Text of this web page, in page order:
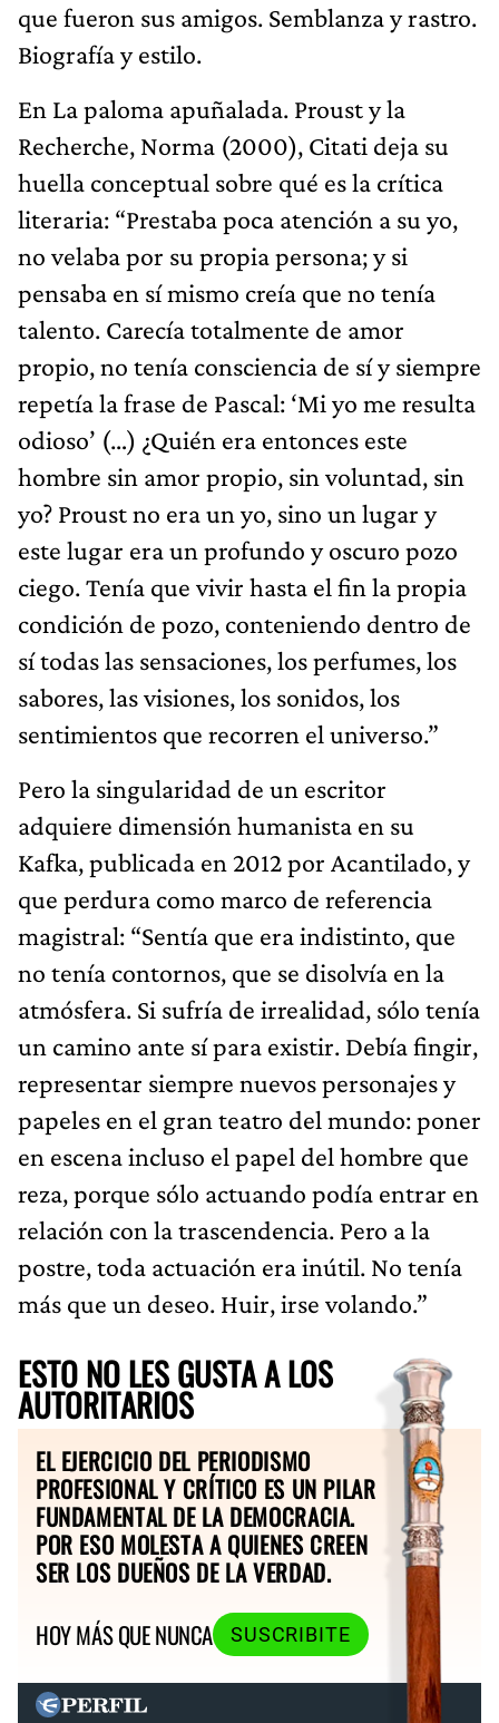
que fueron sus amigos. Semblanza y rastro.
Biografía y estilo.
En La paloma apuñalada. Proust y la
Recherche, Norma (2000), Citati deja su
huella conceptual sobre qué es la crítica
literaria: “Prestaba poca atención a su yo,
no velaba por su propia persona; y si
pensaba en sí mismo creía que no tenía
talento. Carecía totalmente de amor
propio, no tenía consciencia de sí y siempre
repetía la frase de Pascal: ‘Mi yo me resulta
odioso’ (…) ¿Quién era entonces este
hombre sin amor propio, sin voluntad, sin
yo? Proust no era un yo, sino un lugar y
este lugar era un profundo y oscuro pozo
ciego. Tenía que vivir hasta el fin la propia
condición de pozo, conteniendo dentro de
sí todas las sensaciones, los perfumes, los
sabores, las visiones, los sonidos, los
sentimientos que recorren el universo.”
Pero la singularidad de un escritor
adquiere dimensión humanista en su
Kafka, publicada en 2012 por Acantilado, y
que perdura como marco de referencia
magistral: “Sentía que era indistinto, que
no tenía contornos, que se disolvía en la
atmósfera. Si sufría de irrealidad, sólo tenía
un camino ante sí para existir. Debía fingir,
representar siempre nuevos personajes y
papeles en el gran teatro del mundo: poner
en escena incluso el papel del hombre que
reza, porque sólo actuando podía entrar en
relación con la trascendencia. Pero a la
postre, toda actuación era inútil. No tenía
más que un deseo. Huir, irse volando.”
ESTO NO LES GUSTA A LOS
AUTORITARIOS
EL EJERCICIO DEL PERIODISMO
PROFESIONAL Y CRÍTICO ES UN PILAR
FUNDAMENTAL DE LA DEMOCRACIA.
POR ESO MOLESTA A QUIENES CREEN
SER LOS DUEÑOS DE LA VERDAD.
HOY MÁS QUE NUNCA
SUSCRIBITE